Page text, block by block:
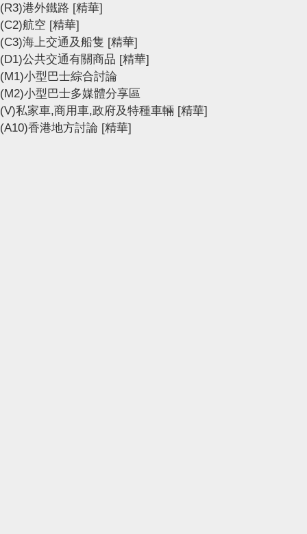
(R3)港外鐵路 [精華]
(C2)航空 [精華]
(C3)海上交通及船隻 [精華]
(D1)公共交通有關商品 [精華]
(M1)小型巴士綜合討論
(M2)小型巴士多媒體分享區
(V)私家車,商用車,政府及特種車輛 [精華]
(A10)香港地方討論 [精華]